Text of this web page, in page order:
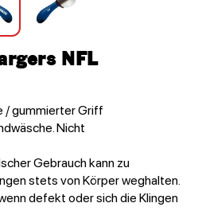
NFL
/ gummierter Griff
Nicht
Gebrauch kann zu
stets von Körper weghalten.
defekt oder sich die Klingen